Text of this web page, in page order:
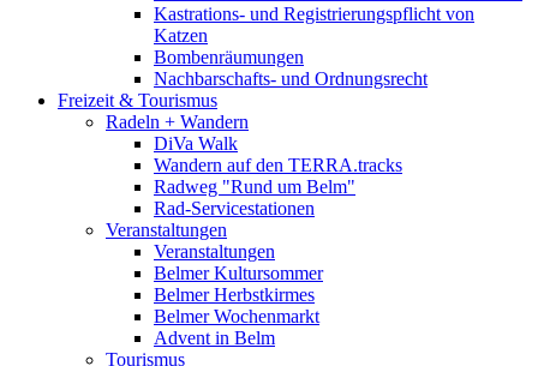
Kastrations- und Registrierungspflicht von
Katzen
Bombenräumungen
Nachbarschafts- und Ordnungsrecht
Freizeit & Tourismus
Radeln + Wandern
DiVa Walk
Wandern auf den TERRA.tracks
Radweg "Rund um Belm"
Rad-Servicestationen
Veranstaltungen
Veranstaltungen
Belmer Kultursommer
Belmer Herbstkirmes
Belmer Wochenmarkt
Advent in Belm
Tourismus